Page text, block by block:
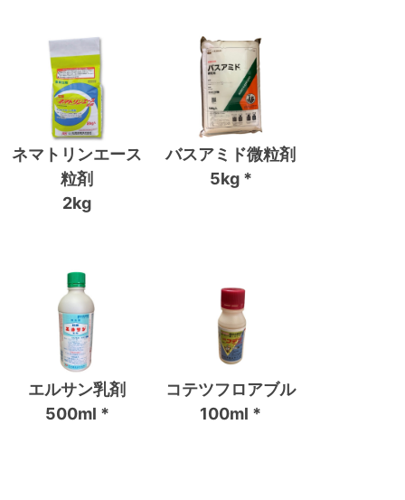
ネマトリンエース
粒剤
2kg
バスアミド微粒剤
5kg *
エルサン乳剤
500ml *
コテツフロアブル
100ml *